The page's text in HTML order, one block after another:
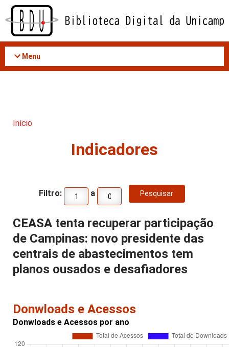
Acessar
conteúdo
Menu
Início
Indicadores
Filtro: a
CEASA tenta recuperar participação
de Campinas: novo presidente das
centrais de abastecimentos tem
planos ousados e desafiadores
Donwloads e Acessos
Donwloads e Acessos por ano